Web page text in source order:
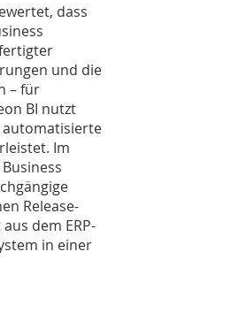
dass
und die
– für
BI nutzt
automatisierte
Im
Release-
dem ERP-
in einer